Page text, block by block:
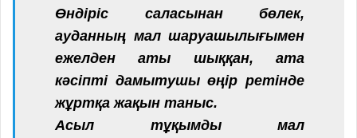
Өндіріс саласынан бөлек,
ауданның мал шаруашылығымен
ежелден аты шыққан, ата
кәсіпті дамытушы өңір ретінде
жұртқа жақын таныс.
Асыл тұқымды мал